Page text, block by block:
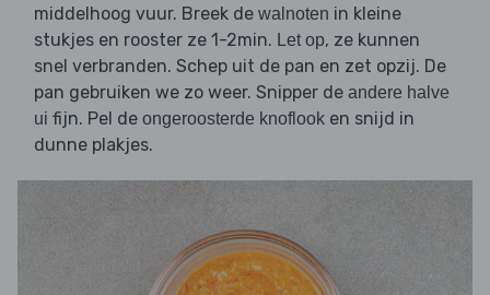
middelhoog vuur. Breek de walnoten in kleine
stukjes en rooster ze 1-2min. Let op, ze kunnen
snel verbranden. Schep uit de pan en zet opzij. De
pan gebruiken we zo weer. Snipper de andere halve
ui fijn. Pel de ongeroosterde knoflook en snijd in
dunne plakjes.